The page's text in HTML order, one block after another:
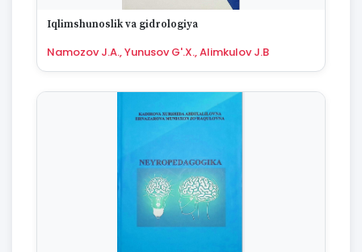
Iqlimshunoslik va gidrologiya
Namozov J.A., Yunusov G'.X., Alimkulov J.B